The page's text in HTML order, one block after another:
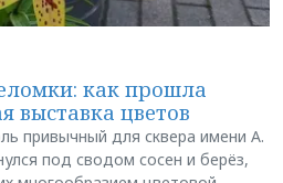
как прошла
выставка цветов
привычный для сквера имени А.
под сводом сосен и берёз,